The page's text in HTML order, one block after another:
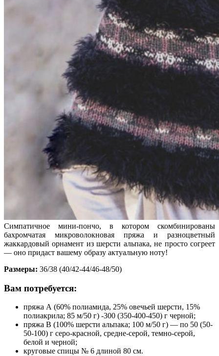
Симпатичное мини-пончо, в котором скомбинированы
бахромчатая микроволокновая пряжа и разноцветный
жаккардовый орнамент из шерсти альпака, не просто согреет
— оно придаст вашему образу актуальную ноту!
Размеры: 36/38 (40/42-44/46-48/50)
Вам потребуется:
пряжа А (60% полиамида, 25% овечьей шерсти, 15%
полиакрила; 85 м/50 г) -300 (350-400-450) г черной;
пряжа В (100% шерсти альпака; 100 м/50 г) — по 50 (50-
50-100) г серо-красной, средне-серой, темно-серой,
белой и черной;
круговые спицы № 6 длиной 80 см.